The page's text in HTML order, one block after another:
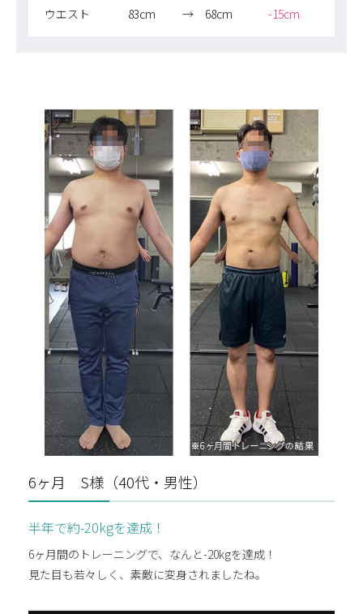
ウエスト 83cm → 68cm -15cm
6ヶ月 S様（40代・男性）
半年で約-20kgを達成！
6ヶ月間のトレーニングで、なんと-20kgを達成！
見た目も若々しく、素敵に変身されましたね。